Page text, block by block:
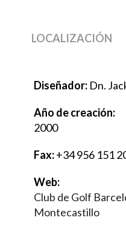
LOCALIZACIÓN
Diseñador: Dn.
Año de creación:
2000
Fax:+34 956 151
Web:
Club de Golf
Montecastillo